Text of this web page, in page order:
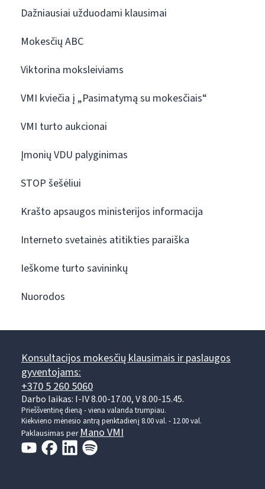
Dažniausiai užduodami klausimai
Mokesčių ABC
Viktorina moksleiviams
VMI kviečia į „Pasimatymą su mokesčiais“
VMI turto aukcionai
Įmonių VDU palyginimas
STOP šešėliui
Krašto apsaugos ministerijos informacija
Interneto svetainės atitikties paraiška
Ieškome turto savininkų
Nuorodos
Konsultacijos mokesčių klausimais ir paslaugos
gyventojams:
+370 5 260 5060
Darbo laikas: I-IV 8.00-17.00, V 8.00-15.45.
Prieššventinę dieną - viena valanda trumpiau.
Kiekvieno mėnesio antrą penktadienį 8.00 val. - 12.00 val.
Paklausimas perMano VMI